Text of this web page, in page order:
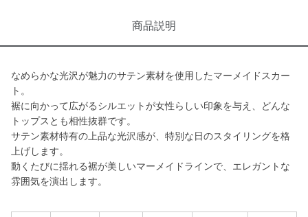
商品説明
なめらかな光沢が魅力のサテン素材を使用したマーメイドスカー
ト。
裾に向かって広がるシルエットが女性らしい印象を与え、どんな
トップスとも相性抜群です。
サテン素材特有の上品な光沢感が、特別な日のスタイリングを格
上げします。
動くたびに揺れる裾が美しいマーメイドラインで、エレガントな
雰囲気を演出します。